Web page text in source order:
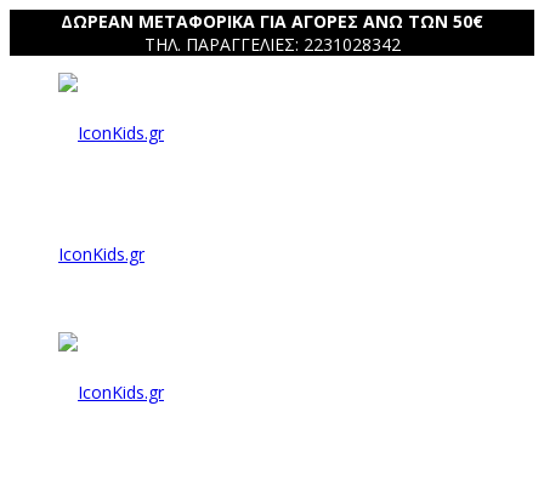
ΔΩΡΕΑΝ ΜΕΤΑΦΟΡΙΚΑ ΓΙΑ ΑΓΟΡΕΣ ΑΝΩ ΤΩΝ 50€
ΤΗΛ. ΠΑΡΑΓΓΕΛΙΕΣ: 2231028342
IconKids.gr